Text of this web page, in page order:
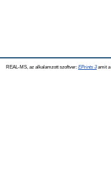
REAL-MS, az alkalamzott szoftver: EPrints 3amit a